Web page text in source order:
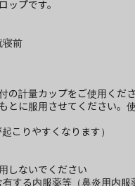
寝前
の計量カップをご使用くださ
とに服用させてください。
こりやすくなります）
しないでください
する内服薬等（鼻炎用内服